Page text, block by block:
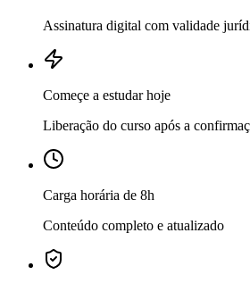
Assinatura digital com validade
Começe a estudar hoje
Liberação do curso após a
Carga horária de 8h
Conteúdo completo e atualizado